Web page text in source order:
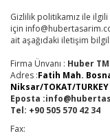
Gizlilik politikamız ile
için
ait aşağıdaki iletişim
Firma Ünvanı : Huber TM
Adres :Fatih Mah.
Niksar/TOKAT/TURKEY
Eposta
Tel: +90 505 570 42 34
Fax: